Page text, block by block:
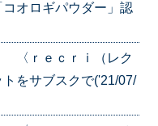
オロギパウダー」認
〈ｒｅｃｒｉ（レク
をサブスクで('21/07/